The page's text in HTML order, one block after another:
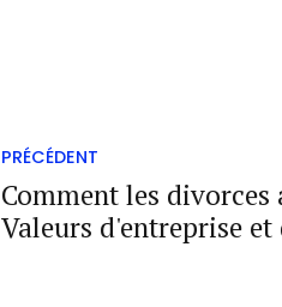
PRÉCÉDENT
Comment les
Valeurs d'entreprise et